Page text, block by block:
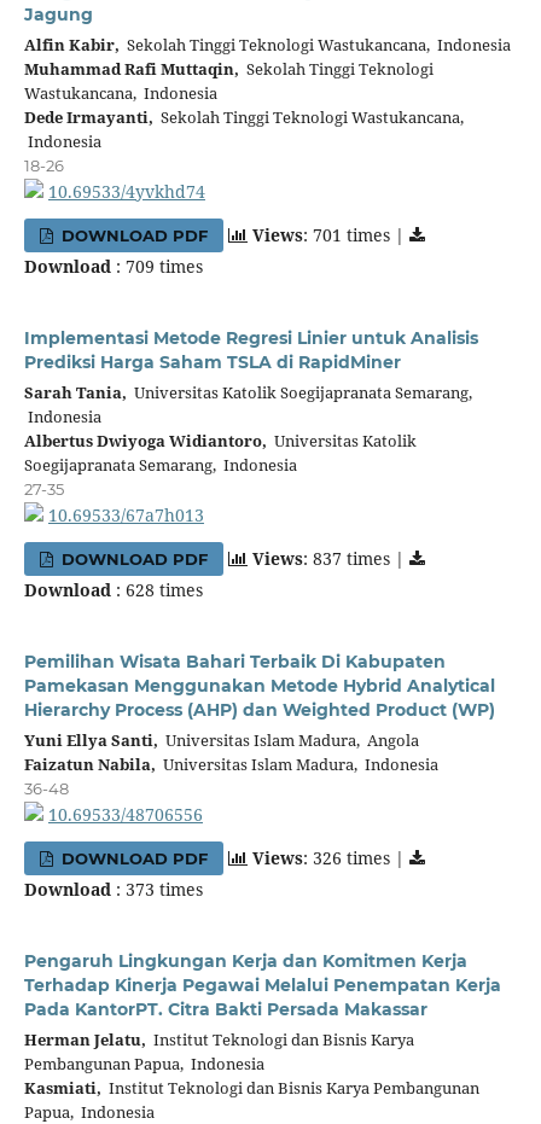
Jagung
Alfin Kabir, Sekolah Tinggi Teknologi Wastukancana, Indonesia
Muhammad Rafi Muttaqin, Sekolah Tinggi Teknologi
Wastukancana, Indonesia
Dede Irmayanti, Sekolah Tinggi Teknologi Wastukancana,
Indonesia
18-26
10.69533/4yvkhd74
DOWNLOAD PDF Views: 701 times |
Download: 709 times
Implementasi Metode Regresi Linier untuk Analisis
Prediksi Harga Saham TSLA di RapidMiner
Sarah Tania, Universitas Katolik Soegijapranata Semarang,
Indonesia
Albertus Dwiyoga Widiantoro, Universitas Katolik
Soegijapranata Semarang, Indonesia
27-35
10.69533/67a7h013
DOWNLOAD PDF Views: 837 times |
Download: 628 times
Pemilihan Wisata Bahari Terbaik Di Kabupaten
Pamekasan Menggunakan Metode Hybrid Analytical
Hierarchy Process (AHP) dan Weighted Product (WP)
Yuni Ellya Santi, Universitas Islam Madura, Angola
Faizatun Nabila, Universitas Islam Madura, Indonesia
36-48
10.69533/48706556
DOWNLOAD PDF Views: 326 times |
Download: 373 times
Pengaruh Lingkungan Kerja dan Komitmen Kerja
Terhadap Kinerja Pegawai Melalui Penempatan Kerja
Pada KantorPT. Citra Bakti Persada Makassar
Herman Jelatu, Institut Teknologi dan Bisnis Karya
Pembangunan Papua, Indonesia
Kasmiati, Institut Teknologi dan Bisnis Karya Pembangunan
Papua, Indonesia